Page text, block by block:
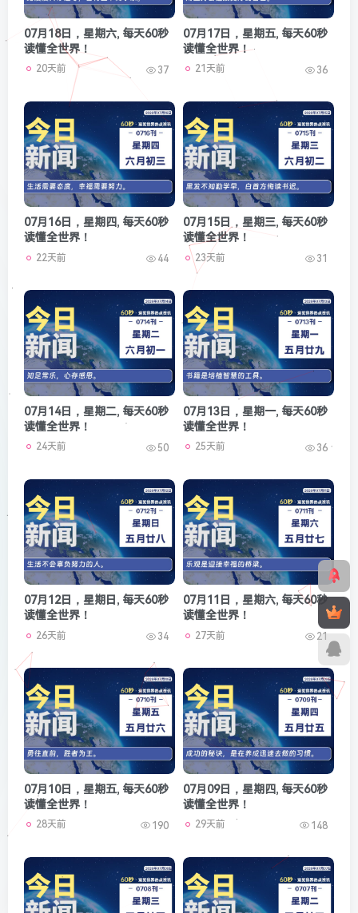
07月18日，星期六, 每天60秒
读懂全世界！
20天前 37
07月17日，星期五, 每天60秒
读懂全世界！
21天前 36
07月16日，星期四, 每天60秒
读懂全世界！
22天前 44
07月15日，星期三, 每天60秒
读懂全世界！
23天前 31
07月14日，星期二, 每天60秒
读懂全世界！
24天前 50
07月13日，星期一, 每天60秒
读懂全世界！
25天前 36
07月12日，星期日, 每天60秒
读懂全世界！
26天前 34
07月11日，星期六, 每天60秒
读懂全世界！
27天前 21
07月10日，星期五, 每天60秒
读懂全世界！
28天前 190
07月09日，星期四, 每天60秒
读懂全世界！
29天前 148